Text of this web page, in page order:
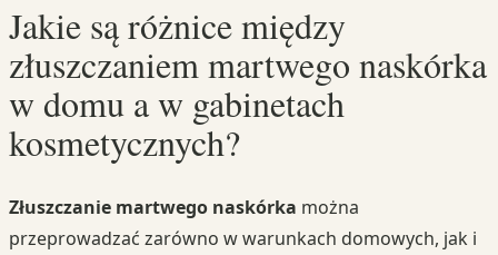
Jakie są różnice między
złuszczaniem martwego naskórka
w domu a w gabinetach
kosmetycznych?
Złuszczanie martwego naskórka można
przeprowadzać zarówno w warunkach domowych, jak i